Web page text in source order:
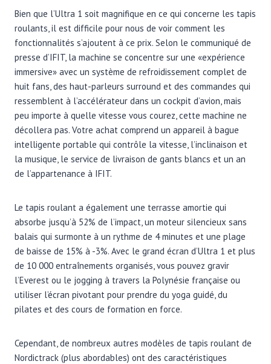
Bien que l’Ultra 1 soit magnifique en ce qui concerne les tapis
roulants, il est difficile pour nous de voir comment les
fonctionnalités s’ajoutent à ce prix. Selon le communiqué de
presse d’IFIT, la machine se concentre sur une «expérience
immersive» avec un système de refroidissement complet de
huit fans, des haut-parleurs surround et des commandes qui
ressemblent à l’accélérateur dans un cockpit d’avion, mais
peu importe à quelle vitesse vous courez, cette machine ne
décollera pas. Votre achat comprend un appareil à bague
intelligente portable qui contrôle la vitesse, l’inclinaison et
la musique, le service de livraison de gants blancs et un an
de l’appartenance à IFIT.
Le tapis roulant a également une terrasse amortie qui
absorbe jusqu’à 52% de l’impact, un moteur silencieux sans
balais qui surmonte à un rythme de 4 minutes et une plage
de baisse de 15% à -3%. Avec le grand écran d’Ultra 1 et plus
de 10 000 entraînements organisés, vous pouvez gravir
l’Everest ou le jogging à travers la Polynésie française ou
utiliser l’écran pivotant pour prendre du yoga guidé, du
pilates et des cours de formation en force.
Cependant, de nombreux autres modèles de tapis roulant de
Nordictrack (plus abordables) ont des caractéristiques